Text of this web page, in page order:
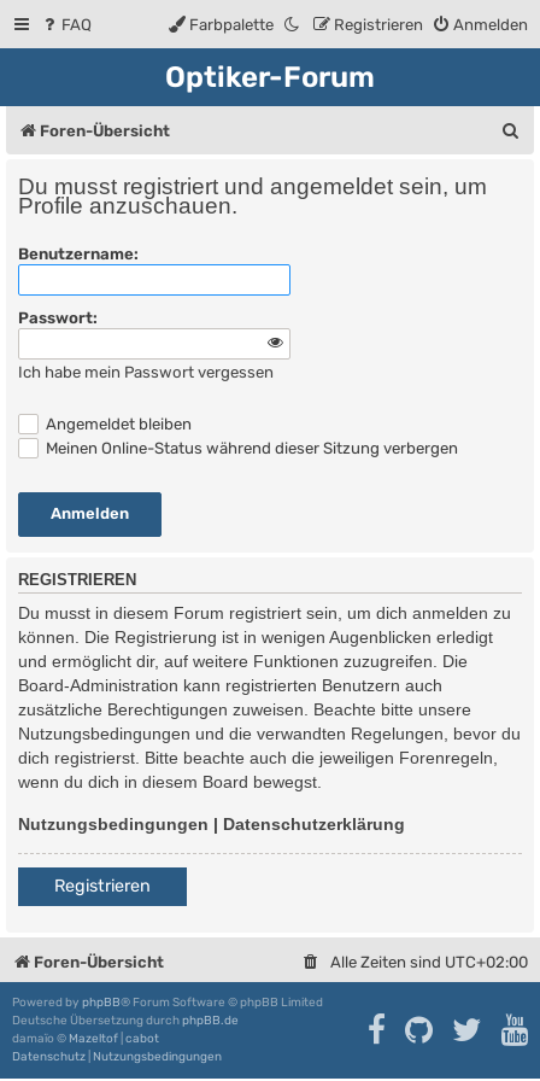
FAQ Anmelden
Registrieren
Farbpalette
Optiker-Forum
Foren-Übersicht
Du musst registriert und angemeldet sein, um
Profile anzuschauen.
Benutzername:
Passwort:
Ich habe mein Passwort vergessen
Angemeldet bleiben
Meinen Online-Status während dieser Sitzung verbergen
REGISTRIEREN
Du musst in diesem Forum registriert sein, um dich anmelden zu
können. Die Registrierung ist in wenigen Augenblicken erledigt
und ermöglicht dir, auf weitere Funktionen zuzugreifen. Die
Board-Administration kann registrierten Benutzern auch
zusätzliche Berechtigungen zuweisen. Beachte bitte unsere
Nutzungsbedingungen und die verwandten Regelungen, bevor du
dich registrierst. Bitte beachte auch die jeweiligen Forenregeln,
wenn du dich in diesem Board bewegst.
Nutzungsbedingungen | Datenschutzerklärung
Registrieren
Foren-Übersicht Alle Zeiten sind UTC+02:00
Powered by phpBB® Forum Software © phpBB Limited
Deutsche Übersetzung durchphpBB.de
damaïo © Mazeltof cabot
Datenschutz Nutzungsbedingungen